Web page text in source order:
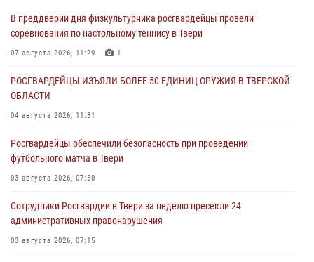
В преддверии дня физкультурника росгвардейцы провели
соревнования по настольному теннису в Твери
07 августа 2026, 11:29 1
РОСГВАРДЕЙЦЫ ИЗЪЯЛИ БОЛЕЕ 50 ЕДИНИЦ ОРУЖИЯ В ТВЕРСКОЙ
ОБЛАСТИ
04 августа 2026, 11:31
Росгвардейцы обеспечили безопасность при проведении
футбольного матча в Твери
03 августа 2026, 07:50
Сотрудники Росгвардии в Твери за неделю пресекли 24
административных правонарушения
03 августа 2026, 07:15